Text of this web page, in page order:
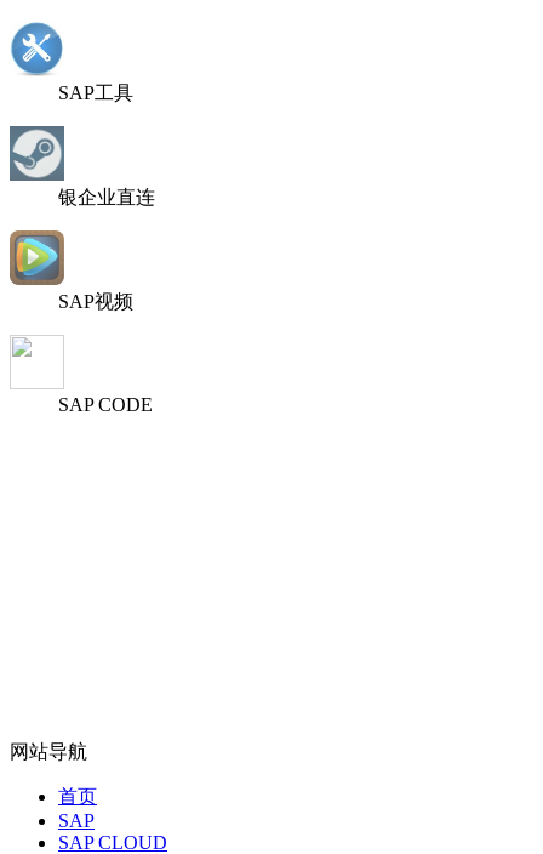
SAP工具
银企业直连
SAP视频
SAP CODE
网站导航
首页
SAP
SAP CLOUD